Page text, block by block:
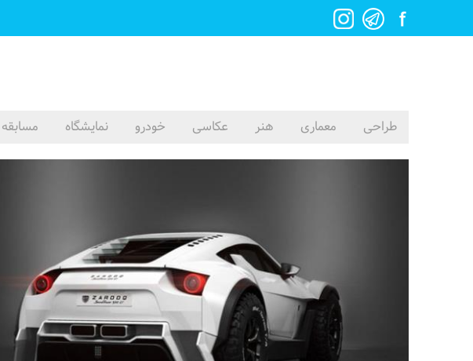
طراحی معماری هنر عکاسی خودرو نمایشگاه مسابقه